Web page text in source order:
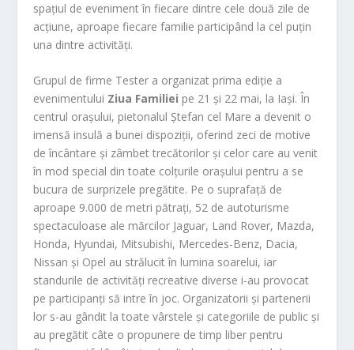
spațiul de eveniment în fiecare dintre cele două zile de
acțiune, aproape fiecare familie participând la cel puțin
una dintre activități.
Grupul de firme Tester a organizat prima ediție a
evenimentului Ziua Familiei pe 21 și 22 mai, la Iași. În
centrul orașului, pietonalul Ștefan cel Mare a devenit o
imensă insulă a bunei dispoziții, oferind zeci de motive
de încântare și zâmbet trecătorilor și celor care au venit
în mod special din toate colțurile orașului pentru a se
bucura de surprizele pregătite. Pe o suprafață de
aproape 9.000 de metri pătrați, 52 de autoturisme
spectaculoase ale mărcilor Jaguar, Land Rover, Mazda,
Honda, Hyundai, Mitsubishi, Mercedes-Benz, Dacia,
Nissan și Opel au strălucit în lumina soarelui, iar
standurile de activități recreative diverse i-au provocat
pe participanți să intre în joc. Organizatorii și partenerii
lor s-au gândit la toate vârstele și categoriile de public și
au pregătit câte o propunere de timp liber pentru